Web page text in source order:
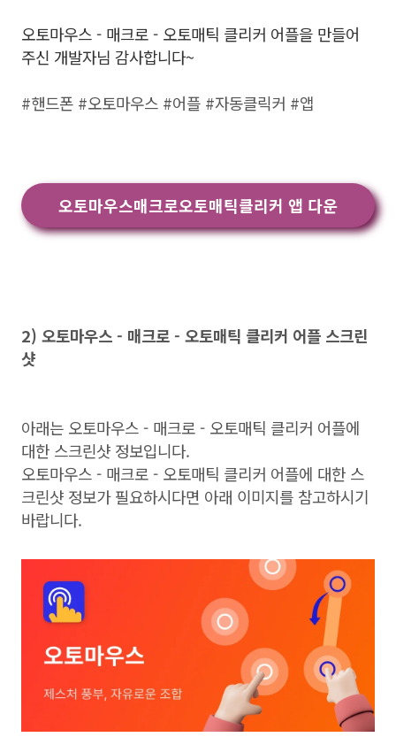
오토마우스 - 매크로 - 오토매틱 클리커 어플을 만들어
주신 개발자님 감사합니다~
#핸드폰 #오토마우스 #어플 #자동클릭커 #앱
오토마우스매크로오토매틱클리커 앱 다운
2) 오토마우스 - 매크로 - 오토매틱 클리커 어플 스크린
샷
아래는 오토마우스 - 매크로 - 오토매틱 클리커 어플에
대한 스크린샷 정보입니다.
오토마우스 - 매크로 - 오토매틱 클리커 어플에 대한 스
크린샷 정보가 필요하시다면 아래 이미지를 참고하시기
바랍니다.